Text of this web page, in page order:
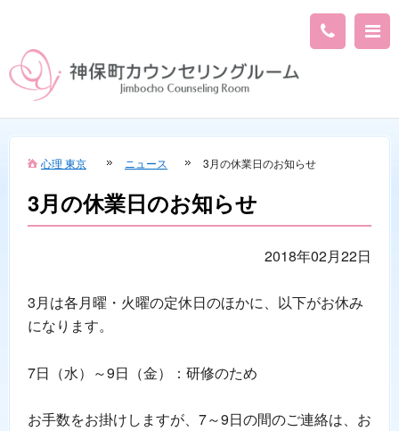
心理 東京 ニュース 3月の休業日のお知らせ
3月の休業日のお知らせ
2018年02月22日
3月は各月曜・火曜の定休日のほかに、以下がお休み
になります。
7日（水）～9日（金）：研修のため
お手数をお掛けしますが、7～9日の間のご連絡は、お